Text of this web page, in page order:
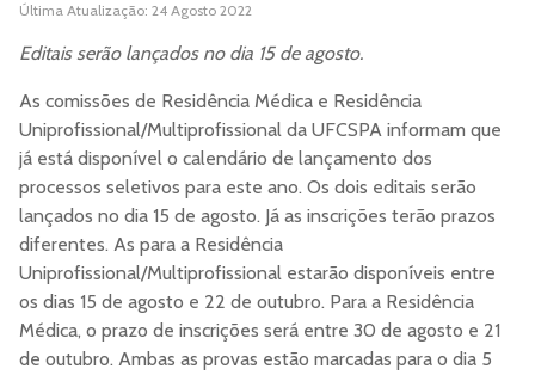
Última Atualização: 24 Agosto 2022
Editais serão lançados no dia 15 de agosto.
As comissões de Residência Médica e Residência
Uniprofissional/Multiprofissional da UFCSPA informam que
já está disponível o calendário de lançamento dos
processos seletivos para este ano. Os dois editais serão
lançados no dia 15 de agosto. Já as inscrições terão prazos
diferentes. As para a Residência
Uniprofissional/Multiprofissional estarão disponíveis entre
os dias 15 de agosto e 22 de outubro. Para a Residência
Médica, o prazo de inscrições será entre 30 de agosto e 21
de outubro. Ambas as provas estão marcadas para o dia 5